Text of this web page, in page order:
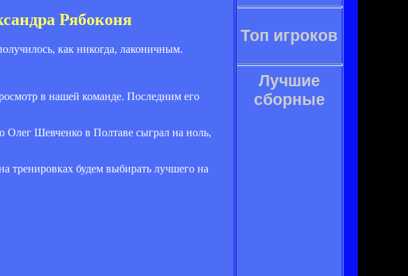
Рябоконя
как никогда, лаконичным.
в нашей команде. Последним его
Олег Шевченко в Полтаве сыграл на ноль,
тренировках будем выбирать лучшего на
Топ игроков
Лучшие
сборные